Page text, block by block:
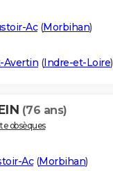
Ac(Morbihan)
Avertin (Indre-et-Loire)
(76 ans)
obsèques
Ac(Morbihan)